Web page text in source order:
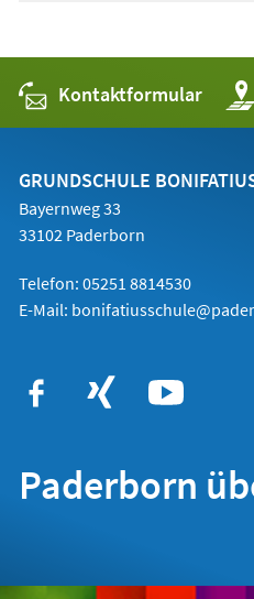
Kontaktformular
in
GRUNDSCHULE
Bayernweg 33
33102 Paderborn
Telefon: 05251 8814530
E-Mail:
Paderborn